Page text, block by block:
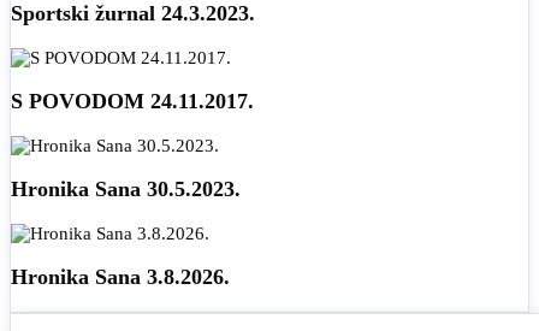
Sportski žurnal 24.3.2023.
S POVODOM 24.11.2017.
Hronika Sana 30.5.2023.
Hronika Sana 3.8.2026.